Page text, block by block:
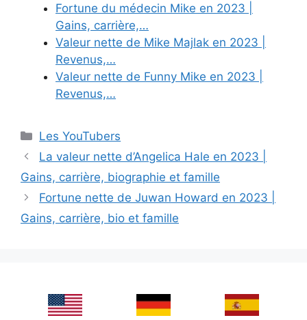
Fortune du médecin Mike en 2023 |
Gains, carrière,…
Valeur nette de Mike Majlak en 2023 |
Revenus,…
Valeur nette de Funny Mike en 2023 |
Revenus,…
Categories
Les YouTubers
La valeur nette d’Angelica Hale en 2023 |
Gains, carrière, biographie et famille
Fortune nette de Juwan Howard en 2023 |
Gains, carrière, bio et famille